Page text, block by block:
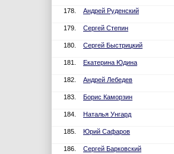
178. Андрей Руденский
179. Сергей Степин
180. Сергей Быстрицкий
181. Екатерина Юдина
182. Андрей Лебедев
183. Борис Каморзин
184. Наталья Унгард
185. Юрий Сафаров
186. Сергей Барковский